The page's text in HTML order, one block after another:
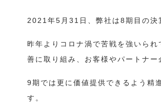
2021年5月31日、弊社は8期目の決
昨年よりコロナ渦で苦戦を強いら
善に取り組み、お客様やパートナー
9期では更に価値提供できるよう精
す。